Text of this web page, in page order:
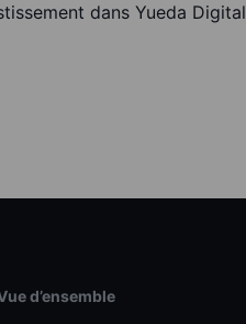
dans Yueda Digital
d’ensemble